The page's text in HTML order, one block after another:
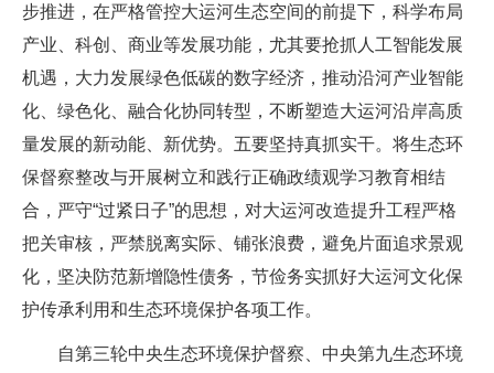
步推进，在严格管控大运河生态空间的前提下，科学布局
产业、科创、商业等发展功能，尤其要抢抓人工智能发展
机遇，大力发展绿色低碳的数字经济，推动沿河产业智能
化、绿色化、融合化协同转型，不断塑造大运河沿岸高质
量发展的新动能、新优势。五要坚持真抓实干。将生态环
保督察整改与开展树立和践行正确政绩观学习教育相结
合，严守“过紧日子”的思想，对大运河改造提升工程严格
把关审核，严禁脱离实际、铺张浪费，避免片面追求景观
化，坚决防范新增隐性债务，节俭务实抓好大运河文化保
护传承利用和生态环境保护各项工作。
自第三轮中央生态环境保护督察、中央第九生态环境